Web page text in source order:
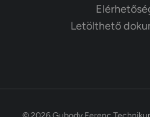
Letölthető